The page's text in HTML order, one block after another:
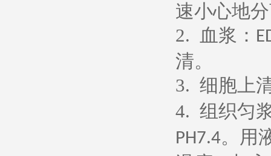
速小心地
2.
血浆：
清。
3. 细胞上
4. 组织匀
PH7.4。用